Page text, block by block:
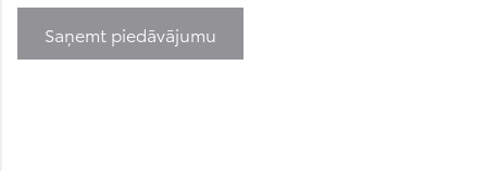
Saņemt piedāvājumu